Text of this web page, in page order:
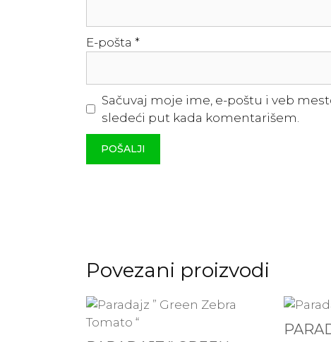
E-pošta *
Sačuvaj moje ime, e-poštu i veb
sledeći put kada komentarišem.
Povezani proizvodi